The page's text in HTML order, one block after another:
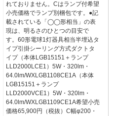
れておりません。Cはランプ付希望
小売価格でランプ別梱包です。●記
載されている「◯◯形相当」の表
現は、明るさのひとつの目安で
す。60形電球1灯器具相当半埋込タ
イプ引掛シーリング方式ダクトタ
イプ（本体LGB15151＋ランプ
LLD2000LCE1）5W・320lm・
64.0lm/WXLGB1108CE1A（本体
LGB15151＋ランプ
LLD2000VCE1）5W・320lm・
64.0lm/WXLGB1109CE1A希望小売
価格65,900円（税抜）C幅φ200・